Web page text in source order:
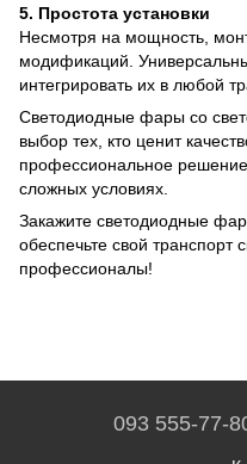
5. Простота установки
Несмотря на мощность,
модификаций.
интегрировать их в любой
Светодиодные фары со
выбор тех, кто ценит
профессиональное
сложных условиях.
Закажите светодиодные
обеспечьте свой транспорт
профессионалы!
093 555-77-